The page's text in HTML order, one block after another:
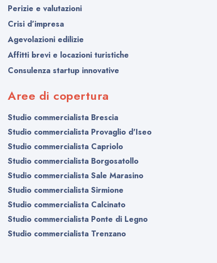
Perizie e valutazioni
Crisi d’impresa
Agevolazioni edilizie
Affitti brevi e locazioni turistiche
Consulenza startup innovative
Aree di copertura
Studio commercialista Brescia
Studio commercialista Provaglio d'Iseo
Studio commercialista Capriolo
Studio commercialista Borgosatollo
Studio commercialista Sale Marasino
Studio commercialista Sirmione
Studio commercialista Calcinato
Studio commercialista Ponte di Legno
Studio commercialista Trenzano